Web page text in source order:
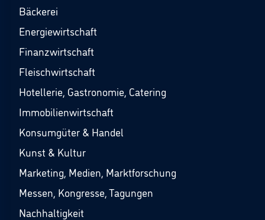
Bäckerei
Energiewirtschaft
Finanzwirtschaft
Fleischwirtschaft
Hotellerie, Gastronomie, Catering
Immobilienwirtschaft
Konsumgüter & Handel
Kunst & Kultur
Marketing, Medien, Marktforschung
Messen, Kongresse, Tagungen
Nachhaltigkeit